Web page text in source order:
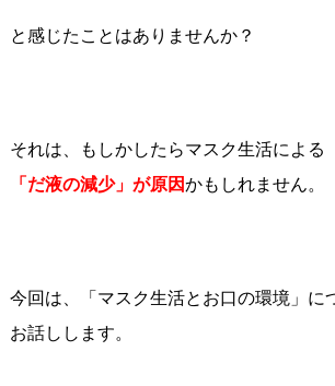
と感じたことはありませんか？
それは、もしかしたらマスク生活による
「だ液の減少」が原因かもしれません。
今回は、「マスク生活とお口の環境」に
お話しします。